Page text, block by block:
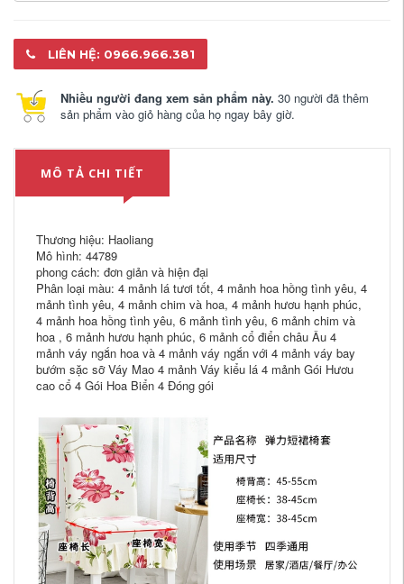
LIÊN HỆ: 0966.966.381
Nhiều người đang xem sản phẩm này. 30 người đã thêm
sản phẩm vào giỏ hàng của họ ngay bây giờ.
MÔ TẢ CHI TIẾT
Thương hiệu: Haoliang
Mô hình: 44789
phong cách: đơn giản và hiện đại
Phân loại màu: 4 mảnh lá tươi tốt, 4 mảnh hoa hồng tình yêu, 4
mảnh tình yêu, 4 mảnh chim và hoa, 4 mảnh hươu hạnh phúc,
4 mảnh hoa hồng tình yêu, 6 mảnh tình yêu, 6 mảnh chim và
hoa , 6 mảnh hươu hạnh phúc, 6 mảnh cổ điển châu Âu 4
mảnh váy ngắn hoa và 4 mảnh váy ngắn với 4 mảnh váy bay
bướm sặc sỡ Váy Mao 4 mảnh Váy kiểu lá 4 mảnh Gói Hươu
cao cổ 4 Gói Hoa Biển 4 Đóng gói